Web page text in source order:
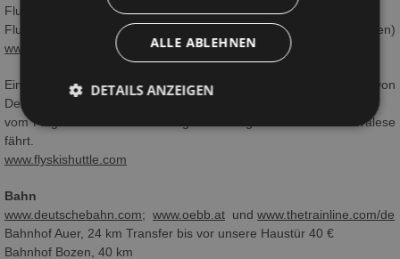
Flughafen Verona (120 Minuten)www.aeroportoverona.it
Flughafen Bergamo/Milano (180 Minuten)
www.milanbergamoairport.it
Eine tolle Initiative ist das FlySkiShuttle, der jeden Samstag von
Dezember bis Ende März,
vom Flugahfen Verona und Flugahfen Bergamo/Milano bis Cavalese
fährt.
www.flyskishuttle.com
Bahn
www.deutschebahn.com; www.oebb.at und www.thetrainline.com/de
Bahnhof Auer, 24 km Transfer bis vor unsere Haustür 40 €
Bahnhof Bozen, 40 km
ALLE ABLEHNEN
DETAILS ANZEIGEN